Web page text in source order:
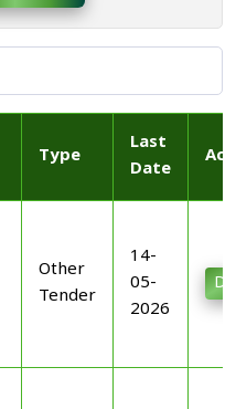
Type
Last
Date
Other
Tender
14-
05-
2026